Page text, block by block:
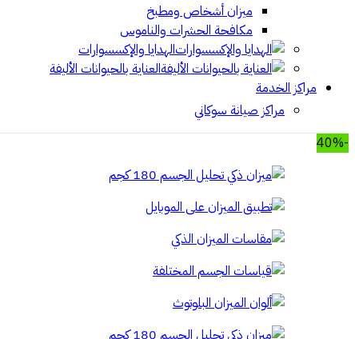
ميزان أشخاص ومطبخ
مكافحة الحشرات والناموس
الهدايا والإكسسوارات
العناية بالحيوانات الأليفة
مراكز الخدمة
مراكز صيانة سوكاني
-40%